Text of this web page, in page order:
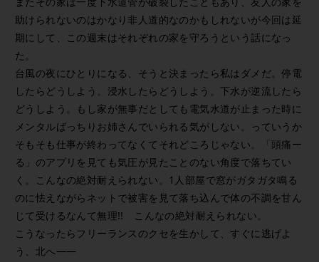
助けられないのはかなり非人道的なのかもしれないが今回は延
期にして、この週末はそれぞれの家を守ろうという話になっ
た。
台風の夜にひとりになる、そうと決まったら私はダメだ。停電
したらどうしよう。浸水したらどうしよう。下水が逆流したら
どうしよう。もし家が無事だとしても電気水道が止まった時に
メンタルばっちりお姉さんでいられる気がしない。っていうか
そもそも仕事が終わってなくてそれどころじゃない。「頭痛ー
る」のアプリを見ても気圧が見たことのない角度で落ちてい
く。こんなの絶対耐えられない。1人部屋で窓がガタガタ鳴る
のに怯えながらネットで被害を見て落ち込んで体の不調を甘ん
じて受けるなんて無理!! こんなの絶対耐えられない。
こうなったらフリーランスのクセを生かして、すぐに逃げよ
う、北へ——